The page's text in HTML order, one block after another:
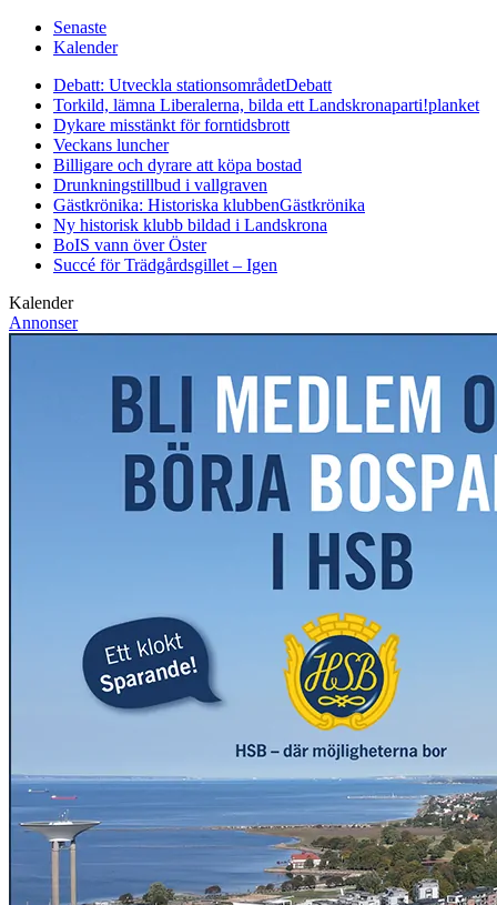
Senaste
Kalender
Debatt: Utveckla stationsområdetDebatt
Torkild, lämna Liberalerna, bilda ett Landskronaparti!planket
Dykare misstänkt för forntidsbrott
Veckans luncher
Billigare och dyrare att köpa bostad
Drunkningstillbud i vallgraven
Gästkrönika: Historiska klubbenGästkrönika
Ny historisk klubb bildad i Landskrona
BoIS vann över Öster
Succé för Trädgårdsgillet – Igen
Kalender
Annonser